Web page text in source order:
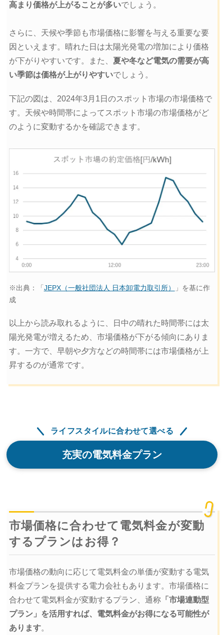
高まり価格が上がることが多いでしょう。
さらに、天候や季節も市場価格に影響を与える重要な要
因といえます。晴れた日は太陽光発電の増加により価格
が下がりやすいです。また、 夏や冬など電気の需要が高
い季節は価格が上がりやすいでしょう。
下記の図は、2024年3月1日のスポット市場の市場価格で
す。天候や時間帯によってスポット市場の市場価格がど
のように変動するかを確認できます。
※出典：「 JEPX（一般社団法人 日本卸電力取引所）
」を基に作
成
以上から読み取れるように、日中の晴れた時間帯には太
陽光発電が増えるため、市場価格が下がる傾向にありま
す。一方で、早朝や夕方などの時間帯には市場価格が上
昇するのが通常です。
ライフスタイルに合わせて選べる
充実の電気料金プラン
市場価格に合わせて電気料金が変動
するプランはお得？
市場価格の動向に応じて電気料金の単価が変動する電気
料金プランを提供する電力会社もあります。市場価格に
合わせて電気料金が変動するプラン、通称「市場連動型
プラン」を活用すれば、電気料金がお得になる可能性が
あります。